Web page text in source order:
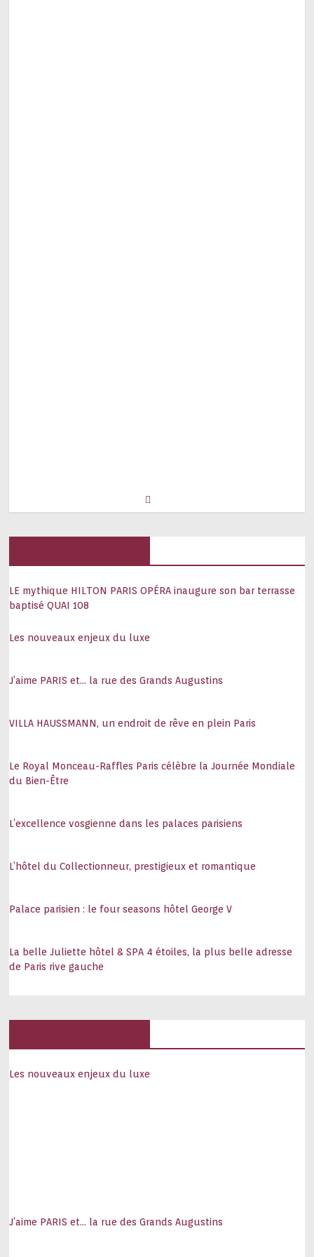
LE mythique HILTON PARIS OPÉRA inaugure son bar terrasse
baptisé QUAI 108
Les nouveaux enjeux du luxe
J’aime PARIS et… la rue des Grands Augustins
VILLA HAUSSMANN, un endroit de rêve en plein Paris
Le Royal Monceau-Raffles Paris célèbre la Journée Mondiale
du Bien-Être
L’excellence vosgienne dans les palaces parisiens
L’hôtel du Collectionneur, prestigieux et romantique
Palace parisien : le four seasons hôtel George V
La belle Juliette hôtel & SPA 4 étoiles, la plus belle adresse
de Paris rive gauche
Les nouveaux enjeux du luxe
J’aime PARIS et… la rue des Grands Augustins